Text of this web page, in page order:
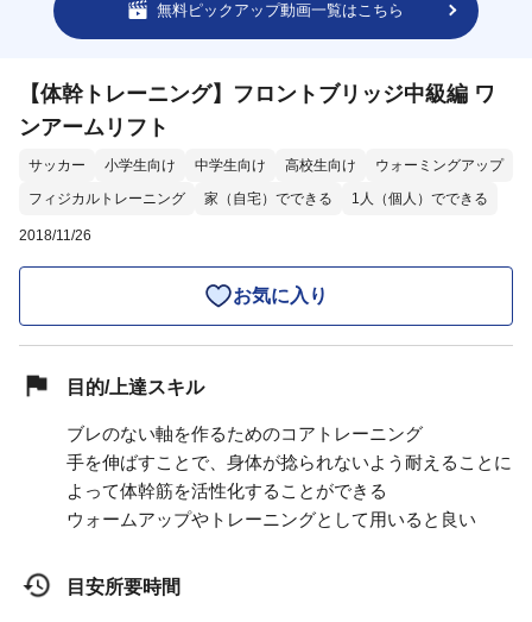
無料ピックアップ動画一覧はこちら
【体幹トレーニング】フロントブリッジ中級編 ワ
ンアームリフト
サッカー 小学生向け 中学生向け 高校生向け
ウォーミングアップ
フィジカルトレーニング
家（自宅）でできる 1人（個人）でできる
2018/11/26
お気に入り
目的/上達スキル
ブレのない軸を作るためのコアトレーニング
手を伸ばすことで、身体が捻られないよう耐えることに
よって体幹筋を活性化することができる
ウォームアップやトレーニングとして用いると良い
目安所要時間